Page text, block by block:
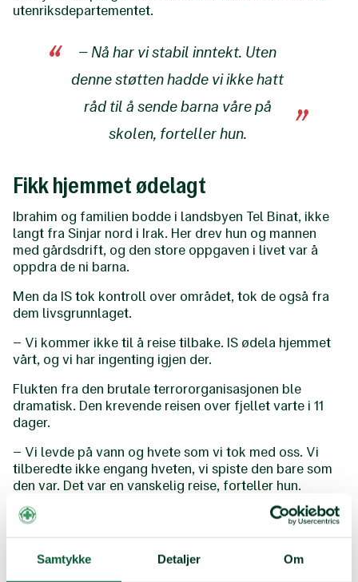
Samtykke Detaljer Om
utenriksdepartementet.
– Nå har vi stabil inntekt. Uten
denne støtten hadde vi ikke hatt
råd til å sende barna våre på
skolen, forteller hun.
Fikk hjemmet ødelagt
Ibrahim og familien bodde i landsbyen Tel Binat, ikke
langt fra Sinjar nord i Irak. Her drev hun og mannen
med gårdsdrift, og den store oppgaven i livet var å
oppdra de ni barna.
Men da IS tok kontroll over området, tok de også fra
dem livsgrunnlaget.
– Vi kommer ikke til å reise tilbake. IS ødela hjemmet
vårt, og vi har ingenting igjen der.
Flukten fra den brutale terrororganisasjonen ble
dramatisk. Den krevende reisen over fjellet varte i 11
dager.
– Vi levde på vann og hvete som vi tok med oss. Vi
tilberedte ikke engang hveten, vi spiste den bare som
den var. Det var en vanskelig reise, forteller hun.
Vanskelig periode
Flukten endte i Duhok, hvor mange andre i samme